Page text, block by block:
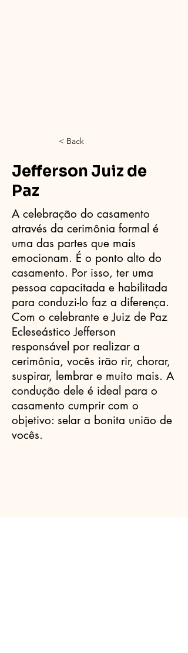
< Back
Jefferson Juiz de
Paz
A celebração do casamento
através da cerimônia formal é
uma das partes que mais
emocionam. É o ponto alto do
casamento. Por isso, ter uma
pessoa capacitada e habilitada
para conduzi-lo faz a diferença.
Com o celebrante e Juiz de Paz
Ecleseástico Jefferson
responsável por realizar a
cerimônia, vocês irão rir, chorar,
suspirar, lembrar e muito mais. A
condução dele é ideal para o
casamento cumprir com o
objetivo: selar a bonita união de
vocês.